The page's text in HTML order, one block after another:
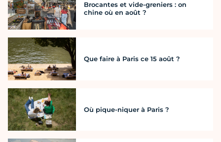
Brocantes et vide-greniers : on
chine où en août ?
Que faire à Paris ce 15 août ?
Où pique-niquer à Paris ?